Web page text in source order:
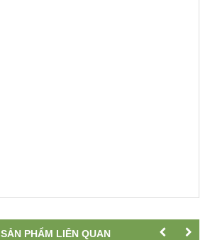
SẢN PHẨM LIÊN QUAN